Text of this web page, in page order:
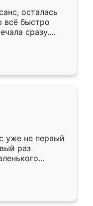
осталась
всё быстро
сразу.
подошёл к
Собрали
даже
уже не первый
раз
второй раз
очень
быстрая,